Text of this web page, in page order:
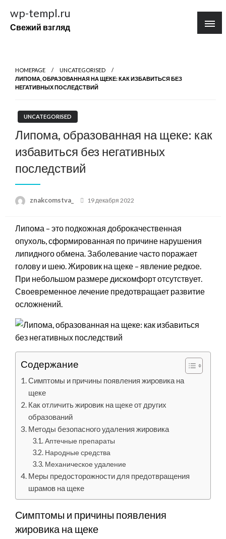
содержимому
wp-templ.ru
Свежий взгляд
HOMEPAGE
UNCATEGORISED
ЛИПОМА, ОБРАЗОВАННАЯ НА ЩЕКЕ: КАК ИЗБАВИТЬСЯ БЕЗ
НЕГАТИВНЫХ ПОСЛЕДСТВИЙ
UNCATEGORISED
Липома, образованная на щеке: как
избавиться без негативных
последствий
znakcomstva_
Posted
19 декабря 2022
Липома – это подкожная доброкачественная
опухоль, сформированная по причине нарушения
липидного обмена. Заболевание часто поражает
голову и шею. Жировик на щеке – явление редкое.
При небольшом размере дискомфорт отсутствует.
Своевременное лечение предотвращает развитие
осложнений.
Содержание
Симптомы и причины появления жировика на
щеке
Как отличить жировик на щеке от других
образований
Методы безопасного удаления жировика
Аптечные препараты
Народные средства
Механическое удаление
Меры предосторожности для предотвращения
шрамов на щеке
Симптомы и причины появления
жировика на щеке